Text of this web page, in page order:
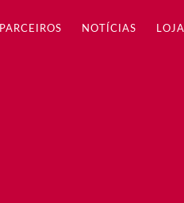
PARCEIROS NOTÍCIAS LOJA